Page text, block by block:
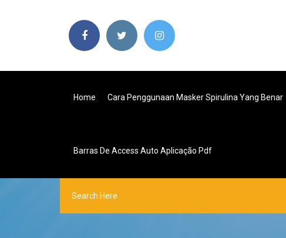
Home Cara Penggunaan Masker Spirulina Yang Benar
Barras De Access Auto Aplicação Pdf